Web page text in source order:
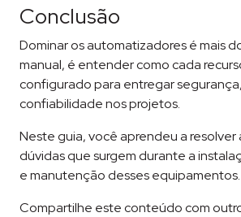
Conclusão
Dominar os automatizadores é mais
manual, é entender como cada
configurado para entregar
confiabilidade nos projetos.
Neste guia, você aprendeu a resolver
dúvidas que surgem durante a
e manutenção desses equipamentos.
Compartilhe este conteúdo com